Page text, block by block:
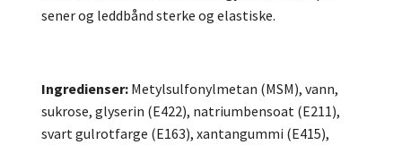
sener og leddbånd sterke og elastiske.
Ingredienser: Metylsulfonylmetan (MSM), vann,
sukrose, glyserin (E422), natriumbensoat (E211),
svart gulrotfarge (E163), xantangummi (E415),